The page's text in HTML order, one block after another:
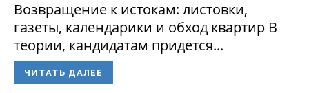
Возвращение к истокам: листовки,
газеты, календарики и обход квартир В
теории, кандидатам придется...
ЧИТАТЬ ДАЛЕЕ